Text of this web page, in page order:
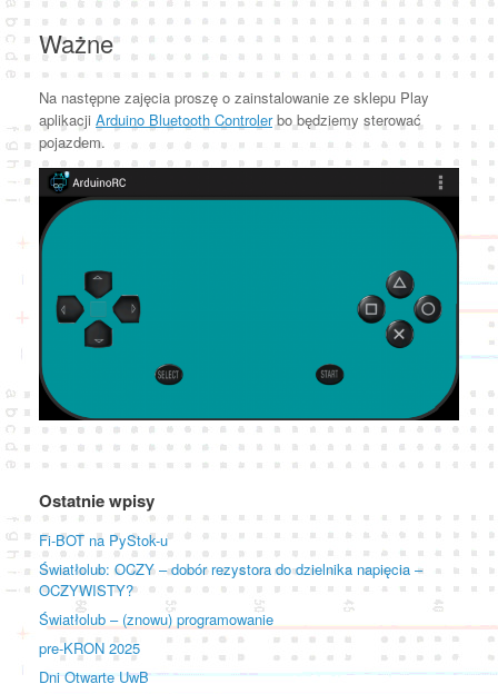
Ważne
Na następne zajęcia proszę o zainstalowanie ze sklepu Play
aplikacji Arduino Bluetooth Controlerbo będziemy sterować
pojazdem.
Ostatnie wpisy
Fi-BOT na PyStok-u
Światłolub: OCZY – dobór rezystora do dzielnika napięcia –
OCZYWISTY?
Światłolub – (znowu) programowanie
pre-KRON 2025
Dni Otwarte UwB